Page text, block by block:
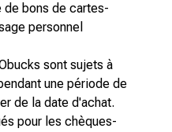
de bons de cartes-
personnel
sont sujets à
une période de
de la date d'achat.
pour les chèques-